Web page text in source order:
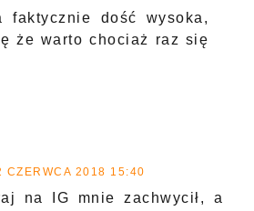
faktycznie dość wysoka,
że warto chociaż raz się
CZERWCA 2018 15:40
na IG mnie zachwycił, a